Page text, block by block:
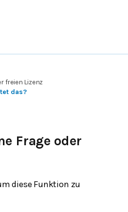
freien Lizenz
das?
Frage oder
diese Funktion zu